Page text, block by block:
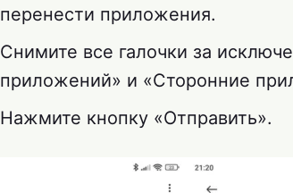
перенести приложения.
Снимите все галочки за
приложений» и «Сторонние
Нажмите кнопку «Отправить».